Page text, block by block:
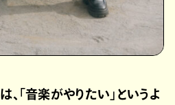
「音楽がやりたい」というよ